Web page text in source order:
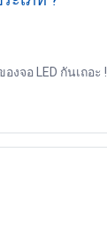
งจอ LED กันเถอะ !